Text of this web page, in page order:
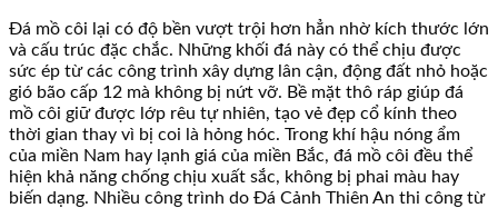
Đá mồ côi lại có độ bền vượt trội hơn hẳn nhờ kích thước lớn
và cấu trúc đặc chắc. Những khối đá này có thể chịu được
sức ép từ các công trình xây dựng lân cận, động đất nhỏ hoặc
gió bão cấp 12 mà không bị nứt vỡ. Bề mặt thô ráp giúp đá
mồ côi giữ được lớp rêu tự nhiên, tạo vẻ đẹp cổ kính theo
thời gian thay vì bị coi là hỏng hóc. Trong khí hậu nóng ẩm
của miền Nam hay lạnh giá của miền Bắc, đá mồ côi đều thể
hiện khả năng chống chịu xuất sắc, không bị phai màu hay
biến dạng. Nhiều công trình do Đá Cảnh Thiên An thi công từ